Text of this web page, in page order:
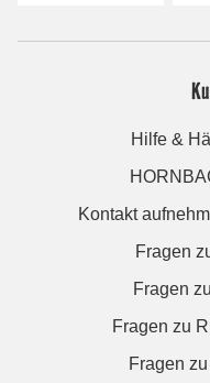
Hilfe &
Kontakt
Fragen
Fragen
Fragen zu
Fragen